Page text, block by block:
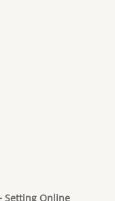
Setting Online